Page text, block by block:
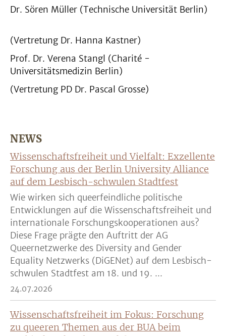
Dr. Sören Müller (Technische Universität Berlin)
(Vertretung Dr. Hanna Kastner)
Prof. Dr. Verena Stangl (Charité -
Universitätsmedizin Berlin)
(Vertretung PD Dr. Pascal Grosse)
NEWS
Wissenschaftsfreiheit und Vielfalt: Exzellente
Forschung aus der Berlin University Alliance
auf dem Lesbisch-schwulen Stadtfest
Wie wirken sich queerfeindliche politische
Entwicklungen auf die Wissenschaftsfreiheit und
internationale Forschungskooperationen aus?
Diese Frage prägte den Auftritt der AG
Queernetzwerke des Diversity and Gender
Equality Netzwerks (DiGENet) auf dem Lesbisch-
schwulen Stadtfest am 18. und 19. ...
24.07.2026
Wissenschaftsfreiheit im Fokus: Forschung
zu queeren Themen aus der BUA beim